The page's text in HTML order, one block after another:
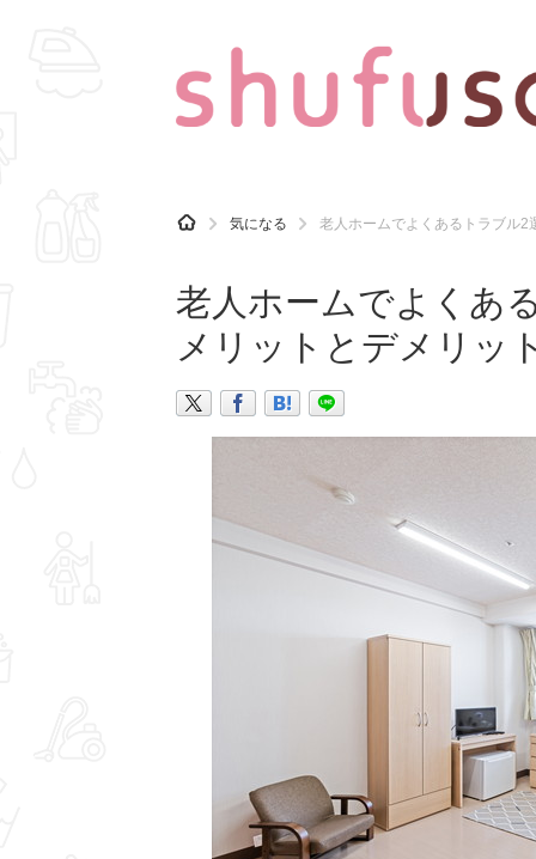
CATEGORY 記事カテゴリ
マナー 趣味
H
O
気になる 老人ホームでよくあるトラブル
老人ホームでよくあ
メリットとデメリッ